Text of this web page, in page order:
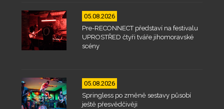
05.08.2026
Pre-RECONNECT představí na festivalu
UPROSTŘED čtyři tváře jihomoravské
scény
05.08.2026
Springless po změně sestavy působí
ještě přesvědčivěji